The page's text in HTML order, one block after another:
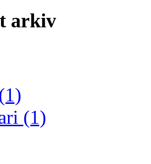
arkiv
(1)